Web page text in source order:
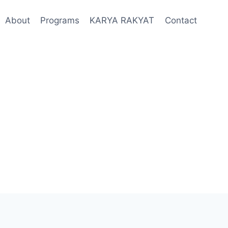
About Programs KARYA RAKYAT Contact